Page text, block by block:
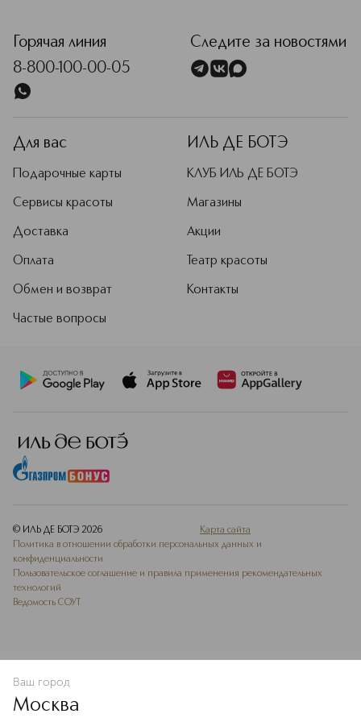
В КОРЗИНУ
Горячая линия
8-800-100-00-05
Следите за новостями
Для вас
Подарочные карты
Сервисы красоты
Доставка
Оплата
Обмен и возврат
Частые вопросы
ИЛЬ ДЕ БОТЭ
КЛУБ ИЛЬ ДЕ БОТЭ
Магазины
Акции
Театр красоты
Контакты
© ИЛЬ ДЕ БОТЭ 2026
Карта сайта
Политика в отношении обработки персональных данных и
конфиденциальности
Пользовательское соглашение и правила применения рекомендательных
технологий
Ведомость СОУТ
Ваш город
Москва